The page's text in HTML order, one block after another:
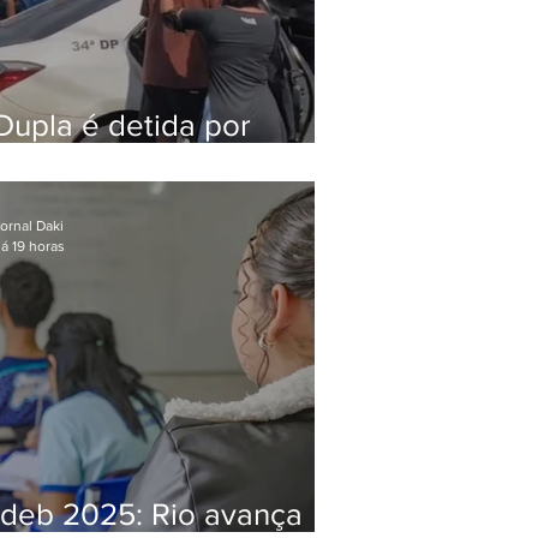
é detida por
silvestres em
2025: Rio avança
Daki
19 horas